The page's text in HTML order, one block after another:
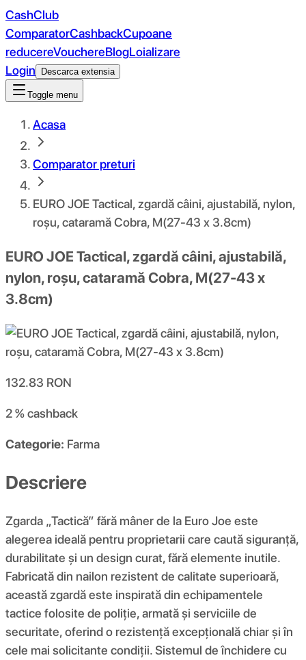
CashClub
ComparatorCashbackCupoane
reducereVouchereBlogLoializare
Login
Descarca extensia
Toggle menu
Acasa
Comparator preturi
EURO JOE Tactical, zgardă câini, ajustabilă, nylon,
roșu, cataramă Cobra, M(27-43 x 3.8cm)
EURO JOE Tactical, zgardă câini, ajustabilă,
nylon, roșu, cataramă Cobra, M(27-43 x
3.8cm)
132.83 RON
2 %cashback
Categorie: Farma
Descriere
Zgarda „Tactică” fără mâner de la Euro Joe este
alegerea ideală pentru proprietarii care caută siguranță,
durabilitate și un design curat, fără elemente inutile.
Fabricată din nailon rezistent de calitate superioară,
această zgardă este inspirată din echipamentele
tactice folosite de poliție, armată și serviciile de
securitate, oferind o rezistență excepțională chiar și în
cele mai solicitante condiții. Sistemul de închidere cu